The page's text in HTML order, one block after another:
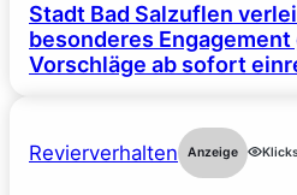
Stadt Bad Salzuflen
besonderes
Vorschläge ab sofort
Revierverhalten Anzeige